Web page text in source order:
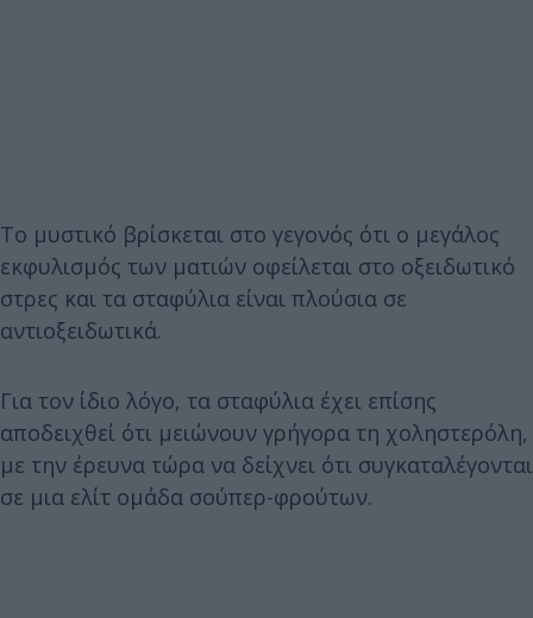
Το μυστικό βρίσκεται στο γεγονός ότι ο μεγάλος
εκφυλισμός των ματιών οφείλεται στο οξειδωτικό
στρες και τα σταφύλια είναι πλούσια σε
αντιοξειδωτικά.
Για τον ίδιο λόγο, τα σταφύλια έχει επίσης
αποδειχθεί ότι μειώνουν γρήγορα τη χοληστερόλη,
με την έρευνα τώρα να δείχνει ότι συγκαταλέγονται
σε μια ελίτ ομάδα σούπερ-φρούτων.